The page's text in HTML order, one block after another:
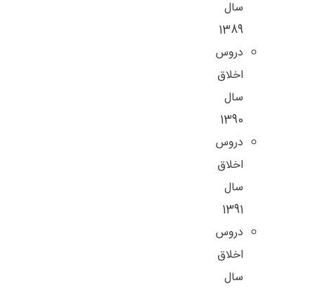
سال
1389
دروس
اخلاق
سال
1390
دروس
اخلاق
سال
1391
دروس
اخلاق
سال